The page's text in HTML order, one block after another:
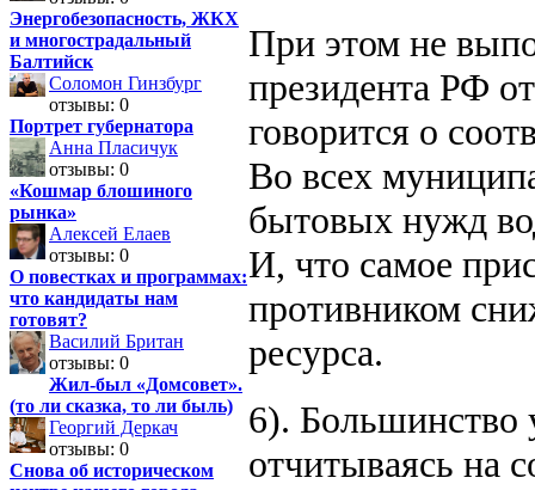
Энергобезопасность, ЖКХ
и многострадальный
Балтийск
Соломон Гинзбург
отзывы: 0
Портрет губернатора
Анна Пласичук
отзывы: 0
«Кошмар блошиного
рынка»
Алексей Елаев
отзывы: 0
О повестках и программах:
что кандидаты нам
готовят?
Василий Британ
отзывы: 0
Жил-был «Домсовет».
(то ли сказка, то ли быль)
Георгий Деркач
отзывы: 0
Снова об историческом
При этом не
президента РФ
говорится о
Во всех
бытовых нужд
И, что самое
противником
ресурса.
6).
отчитываясь на